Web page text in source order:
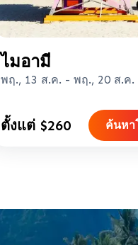
ไมอามี
พฤ., 13 ส.ค. - พฤ., 20 ส.ค.
ตั้งแต่ $260 ค้นหา